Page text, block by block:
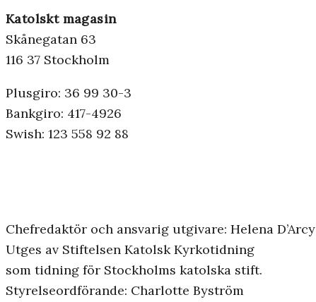
Katolskt magasin
Skånegatan 63
116 37 Stockholm
Plusgiro: 36 99 30-3
Bankgiro: 417-4926
Swish: 123 558 92 88
Chefredaktör och ansvarig utgivare: Helena D’Arcy
Utges av Stiftelsen Katolsk Kyrkotidning
som tidning för Stockholms katolska stift.
Styrelseordförande: Charlotte Byström